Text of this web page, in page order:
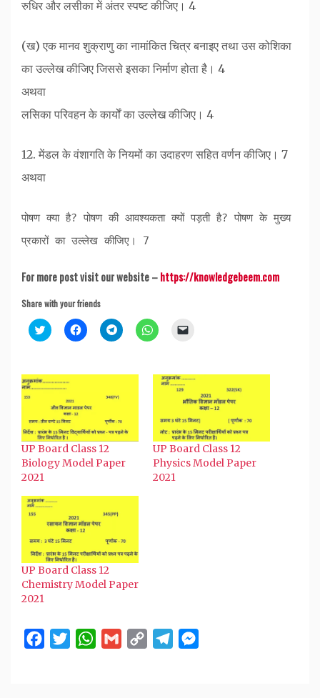
रुधिर और लसीका में अंतर स्पष्ट कीजिए। 4
(ख) एक मानव शुक्राणु का नामांकित चित्र बनाइए तथा उस कोशिका
का उल्लेख कीजिए जिससे इसका निर्माण होता है। 4
अथवा
लसिका परिवहन के कार्यों का उल्लेख कीजिए। 4
12. मेंडल के वंशागति के नियमों का उदाहरण सहित वर्णन कीजिए। 7
अथवा
पोषण क्या है? पोषण की आवश्यकता क्यों पड़ती है? पोषण के मुख्य
प्रकारों का उल्लेख कीजिए। 7
For more post visit our website –https://knowledgebeem.com
Share with your friends
Click
to
(Opens
in
new
window)
Click
to
(Opens
window)
Click
to
(Opens
new
window)
Click
to
(Opens
in
window)
to
a
friend
(Opens
new
window)
UP Board Class 12
Biology Model Paper
2021
UP Board Class 12
Physics Model Paper
2021
UP Board Class 12
Chemistry Model Paper
2021
FacebookTwitterWhatsApp
GmailCopy
Telegram